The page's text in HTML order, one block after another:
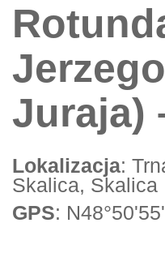
Juraja)
Lokalizacja:
Skalica, Skalica
GPS: